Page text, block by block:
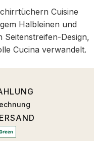
Cuisine
Halbleinen und
Seitenstreifen-Design,
Cucina verwandelt.